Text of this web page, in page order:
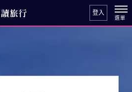
登入